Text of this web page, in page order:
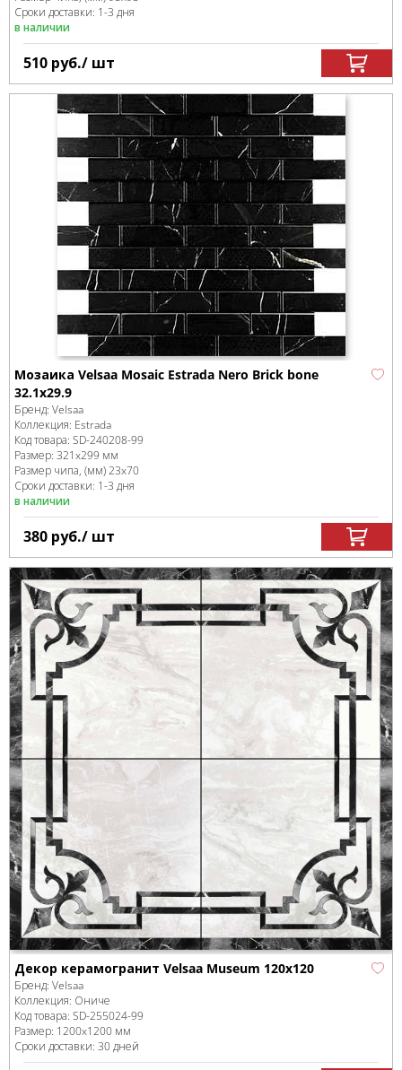
Сроки доставки: 1-3 дня
в наличии
510 руб./ шт
Мозаика Velsaa Mosaic Estrada Nero Brick bone
32.1x29.9
Бренд: Velsaa
Коллекция: Estrada
Код товара: SD-240208-99
Размер: 321x299 мм
Размер чипа, (мм)23x70
Сроки доставки: 1-3 дня
в наличии
380 руб./ шт
Декор керамогранит Velsaa Museum 120x120
Бренд: Velsaa
Коллекция: Ониче
Код товара: SD-255024-99
Размер: 1200x1200 мм
Сроки доставки: 30 дней